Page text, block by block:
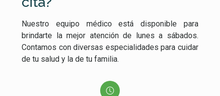
Nuestro equipo médico está disponible para
brindarte la mejor atención de lunes a sábados.
Contamos con diversas especialidades para cuidar
de tu salud y la de tu familia.